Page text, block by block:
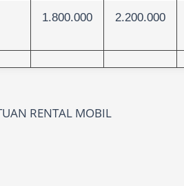
1.800.000 2.200.000
RENTAL MOBIL